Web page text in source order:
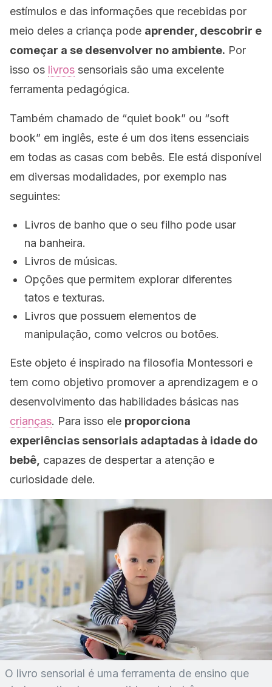
estímulos e das informações que recebidas por
meio deles a criança pode aprender, descobrir e
começar a se desenvolver no ambiente. Por
isso os livros sensoriais são uma excelente
ferramenta pedagógica.
Também chamado de “quiet book” ou “soft
book” em inglês, este é um dos itens essenciais
em todas as casas com bebês. Ele está disponível
em diversas modalidades, por exemplo nas
seguintes:
Livros de banho que o seu filho pode usar
na banheira.
Livros de músicas.
Opções que permitem explorar diferentes
tatos e texturas.
Livros que possuem elementos de
manipulação, como velcros ou botões.
Este objeto é inspirado na filosofia Montessori e
tem como objetivo promover a aprendizagem e o
desenvolvimento das habilidades básicas nas
crianças. Para isso ele proporciona
experiências sensoriais adaptadas à idade do
bebê, capazes de despertar a atenção e
curiosidade dele.
O livro sensorial é uma ferramenta de ensino que